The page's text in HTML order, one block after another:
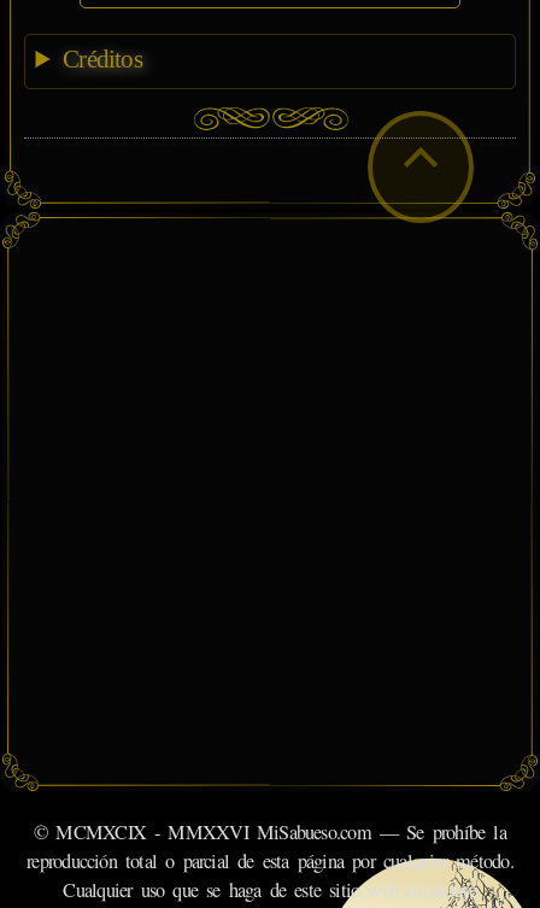
Créditos
© MCMXCIX - MMXXVI MiSabueso.com — Se prohíbe la
reproducción total o parcial de esta página por cualquier método.
Cualquier uso que se haga de este sitio web constituye